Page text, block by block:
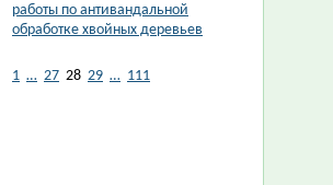
работы по антивандальной
обработке хвойных деревьев
1 … 27 28 29 … 111